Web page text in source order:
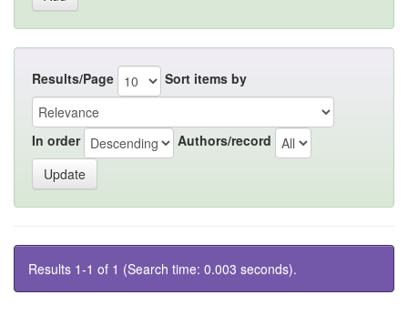
Results/Page Sort items by
In order Authors/record
Results 1-1 of 1 (Search time: 0.003 seconds).